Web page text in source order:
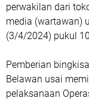
perwakilan dari
media (wartawan)
(3/4/2024) pukul
Pemberian
Belawan usai
pelaksanaan